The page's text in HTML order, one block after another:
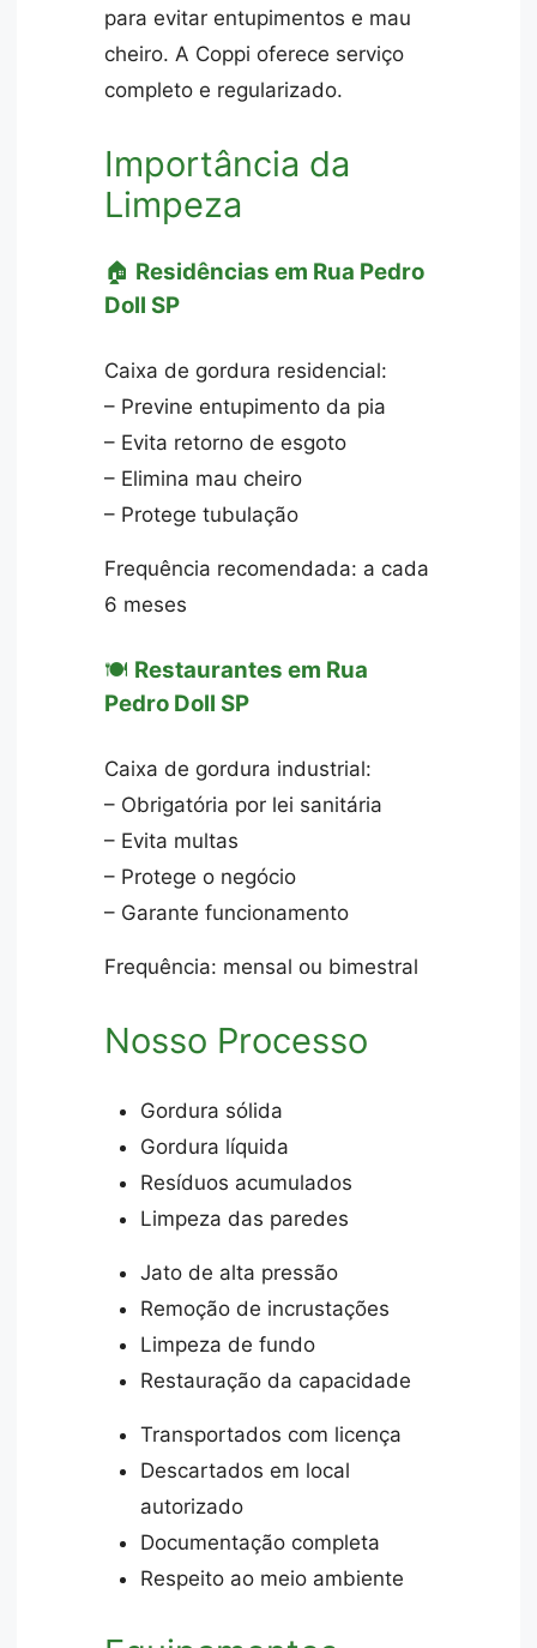
para evitar entupimentos e mau
cheiro. A Coppi oferece serviço
completo e regularizado.
Importância da
Limpeza
🏠 Residências em Rua Pedro
Doll SP
Caixa de gordura residencial:
– Previne entupimento da pia
– Evita retorno de esgoto
– Elimina mau cheiro
– Protege tubulação
Frequência recomendada: a cada
6 meses
🍽️ Restaurantes em Rua
Pedro Doll SP
Caixa de gordura industrial:
– Obrigatória por lei sanitária
– Evita multas
– Protege o negócio
– Garante funcionamento
Frequência: mensal ou bimestral
Nosso Processo
Gordura sólida
Gordura líquida
Resíduos acumulados
Limpeza das paredes
Jato de alta pressão
Remoção de incrustações
Limpeza de fundo
Restauração da capacidade
Transportados com licença
Descartados em local
autorizado
Documentação completa
Respeito ao meio ambiente